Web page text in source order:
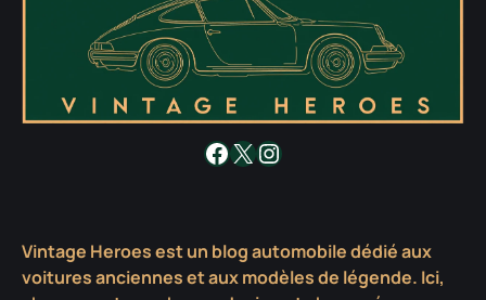
Facebook
X Instagram
Vintage Heroes est un blog automobile dédié aux
voitures anciennes et aux modèles de légende. Ici,